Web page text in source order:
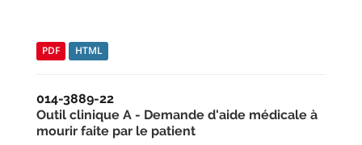
PDF HTML
014-3889-22
Outil clinique A - Demande d'aide médicale à
mourir faite par le patient